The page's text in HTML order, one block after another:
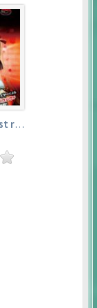
Dead or alive 5 last round master guide